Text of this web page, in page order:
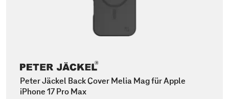
Peter Jäckel Back Cover Melia Mag für Apple
iPhone 17 Pro Max